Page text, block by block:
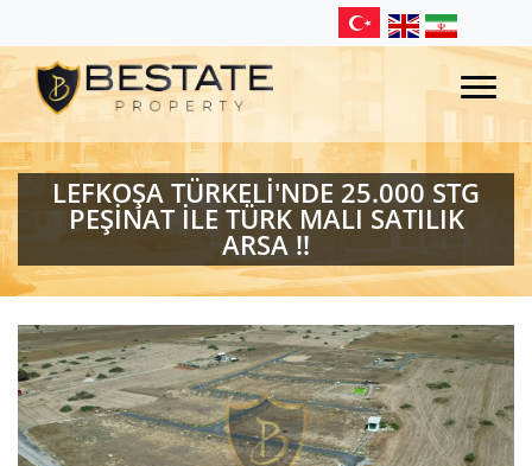
LEFKOŞA TÜRKELİ'NDE 25.000 STG
PEŞİNAT İLE TÜRK MALI SATILIK
ARSA !!